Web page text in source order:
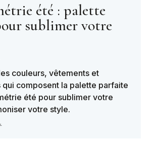
été : palette
sublimer votre
couleurs, vêtements et
qui composent la palette parfaite
été pour sublimer votre
votre style.